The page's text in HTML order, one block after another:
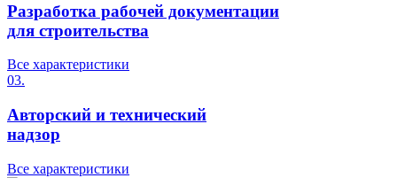
Разработка рабочей документации
для строительства
Все характеристики
03.
Авторский и технический
надзор
Все характеристики